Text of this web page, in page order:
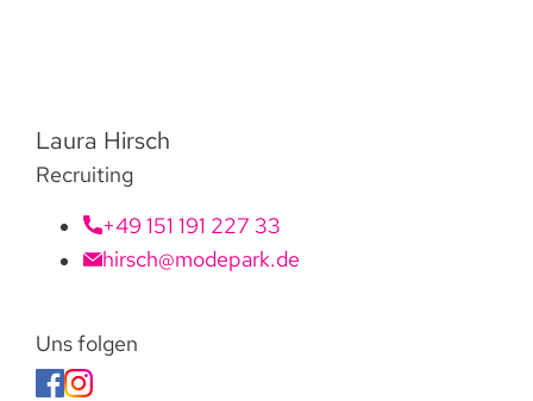
Laura Hirsch
Recruiting
+49 151 191 227 33
hirsch@modepark.de
Uns folgen